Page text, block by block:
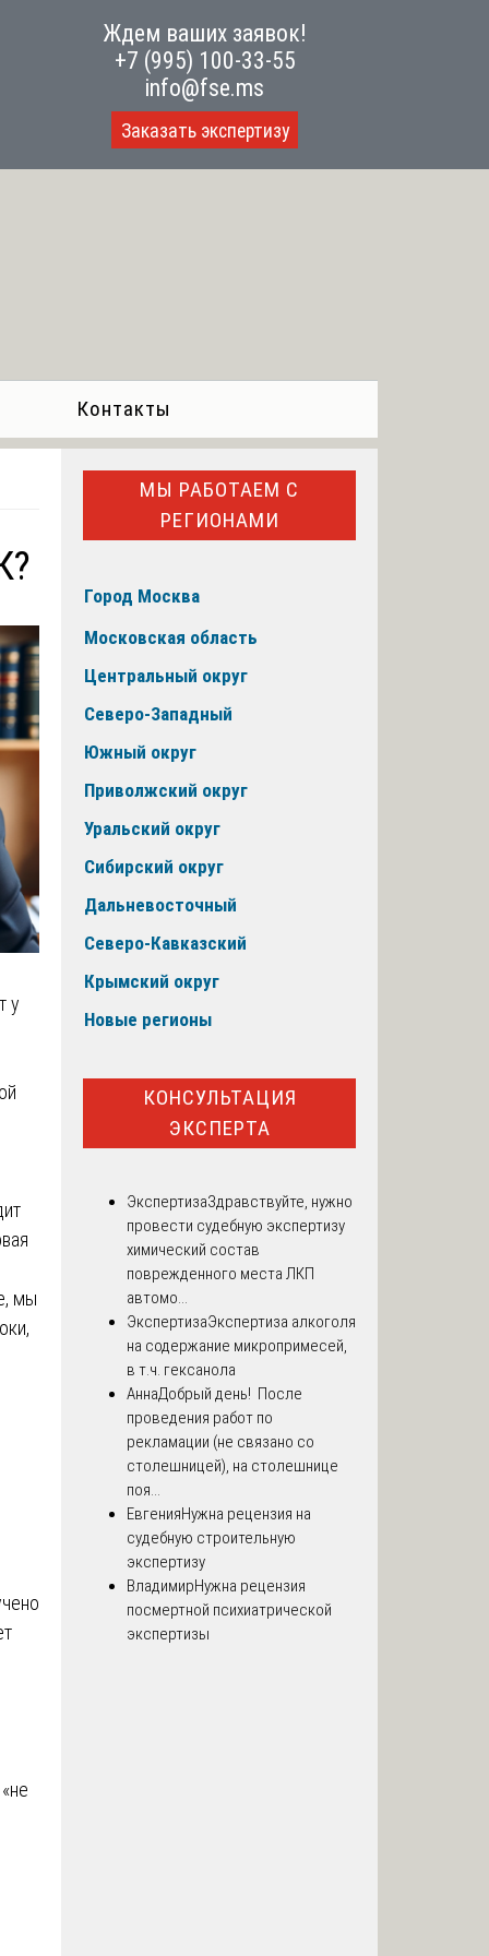
Ждем ваших заявок!
+7 (995) 100-33-55
info@fse.ms
Заказать экспертизу
Контакты
у
мы
МЫ РАБОТАЕМ С
РЕГИОНАМИ
Город Москва
Московская область
Центральный округ
Северо-Западный
Южный округ
Приволжский округ
Уральский округ
Сибирский округ
Дальневосточный
Северо-Кавказский
Крымский округ
Новые регионы
КОНСУЛЬТАЦИЯ
ЭКСПЕРТА
ЭкспертизаЗдравствуйте, нужно
провести судебную экспертизу
химический состав
поврежденного места ЛКП
автомо...
ЭкспертизаЭкспертиза алкоголя
на содержание микропримесей,
в т.ч. гексанола
АннаДобрый день! После
проведения работ по
рекламации (не связано со
столешницей), на столешнице
поя...
ЕвгенияНужна рецензия на
судебную строительную
экспертизу
ВладимирНужна рецензия
посмертной психиатрической
экспертизы